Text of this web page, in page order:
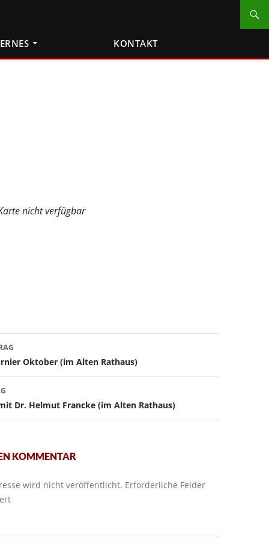
KONTAKT
nicht verfügbar
Oktober (im Alten Rathaus)
Dr. Helmut Francke (im Alten Rathaus)
KOMMENTAR
wird nicht veröffentlicht. Erforderliche Felder